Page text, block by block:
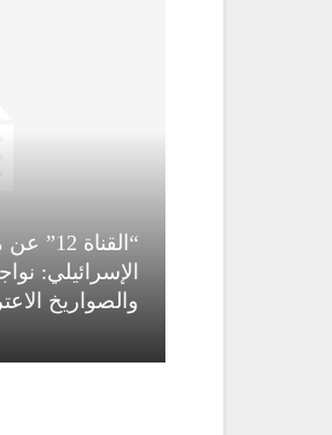
الإسرائيلي:
والصواريخ